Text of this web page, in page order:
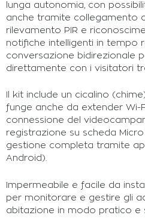
lunga autonomia, con
anche tramite collegamento
rilevamento PIR e
notifiche intelligenti in tempo
conversazione bidirezionale
direttamente con i visitatori
Il kit include un cicalino
funge anche da extender Wi-
connessione del
registrazione su scheda Micro
gestione completa tramite
Android).
Impermeabile e facile da
per monitorare e gestire gli
abitazione in modo pratico e